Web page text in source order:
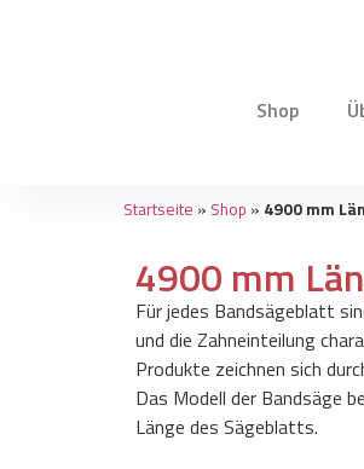
Shop
Startseite » Shop » 4900 mm
4900 mm
Für jedes Bandsägeblatt
und die Zahneinteilung
Produkte zeichnen sich
Das Modell der Bandsäge
Länge des Sägeblatts.